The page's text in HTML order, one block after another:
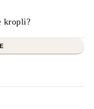
kropli?